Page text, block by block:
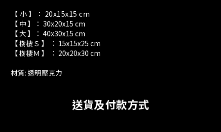
【 小 】： 20x15x15 cm
【 中 】： 30x20x15 cm
【 大 】： 40x30x15 cm
【 樹棲Ｓ 】 ： 15x15x25 cm
【 樹棲Ｍ 】 ： 20x20x30 cm
材質: 透明壓克力
送貨及付款方式